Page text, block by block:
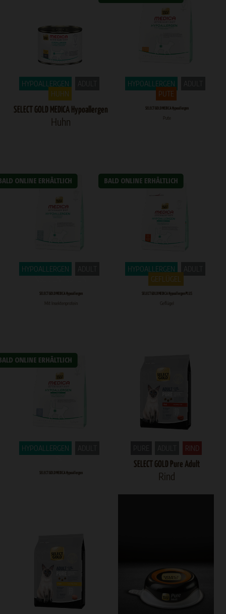
HYPOALLERGEN
HUHN
SELECT GOLD MEDICA Hypoallergen
Huhn
HYPOALLERGEN
PUTE
SELECT GOLD MEDICA Hypoallergen
Pute
HYPOALLERGEN
SELECT GOLD MEDICA Hypoallergen
Mit Insektenprotein
HYPOALLERGEN
GEFLÜGEL
SELECT GOLD MEDICA Hypoallergen PLUS
HYPOALLERGEN
SELECT GOLD MEDICA Hypoallergen
RIND
SELECT GOLD Pure Adult
Rind